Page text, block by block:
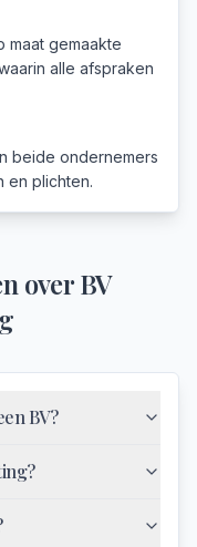
maat gemaakte
alle afspraken
beide ondernemers
en plichten.
overBV
BV?